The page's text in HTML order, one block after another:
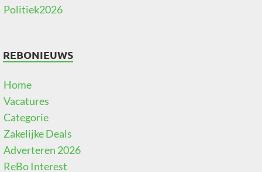
Politiek2026
REBONIEUWS
Home
Vacatures
Categorie
Zakelijke Deals
Adverteren 2026
ReBo Interest